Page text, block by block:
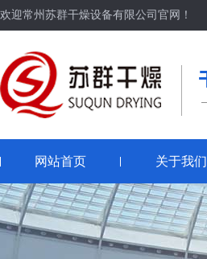
欢迎常州苏群干燥设备有限公司官网！
网站首页 关于我们